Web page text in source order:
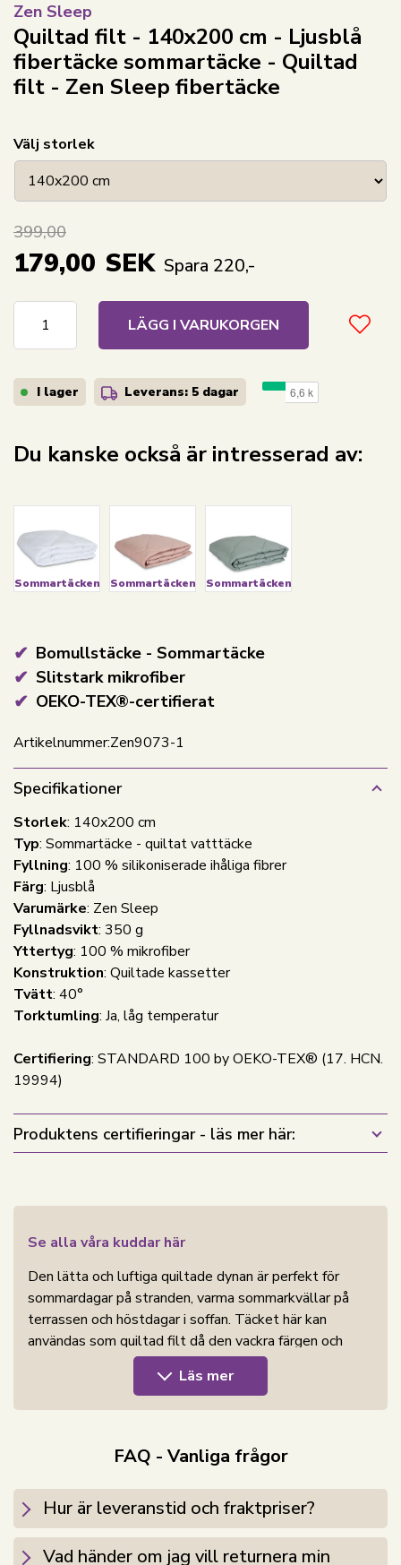
Zen Sleep
Quiltad filt - 140x200 cm - Ljusblå
fibertäcke sommartäcke - Quiltad
filt - Zen Sleep fibertäcke
Bomullstäcke - Sommartäcke
Slitstark mikrofiber
OEKO-TEX®-certifierat
Välj storlek
399,00
179,00 SEK Spara 220,-
LÄGG I VARUKORGEN
I lager Leverans: 5 dagar
Artikelnummer:Zen9073-1
Du kanske också är intresserad av:
Sommartäcken Sommartäcken Sommartäcken
Specifikationer
Storlek: 140x200 cm
Typ: Sommartäcke - quiltat vatttäcke
Fyllning: 100 % silikoniserade ihåliga fibrer
Färg: Ljusblå
Varumärke: Zen Sleep
Fyllnadsvikt: 350 g
Yttertyg: 100 % mikrofiber
Konstruktion: Quiltade kassetter
Tvätt: 40°
Torktumling: Ja, låg temperatur
Certifiering: STANDARD 100 by OEKO-TEX® (17. HCN.
19994)
Produktens certifieringar - läs mer här:
Se alla våra kuddar här
Den lätta och luftiga quiltade dynan är perfekt för
sommardagar på stranden, varma sommarkvällar på
terrassen och höstdagar i soffan. Täcket här kan
användas som quiltad filt då den vackra färgen och
quiltningen gör det lämpligt att ha framme.
Kombinationen av fyllning och yttre tyg gör att täcket
transporterar fukt och torkar snabbt. Använd täcket
lätt och tar ingen plats i garderoben samt enkelt att
tvätta, underhålla och förvara.
Upptäck vårt stora urval av sängkläder i 140x200
cm här
Läs mer
FAQ - Vanliga frågor
Hur är leveranstid och fraktpriser?
Vad händer om jag vill returnera min